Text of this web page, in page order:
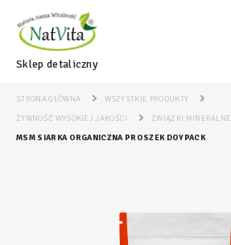
Sklep detaliczny
STRONA GŁÓWNA
WSZYSTKIE PRODUKTY
ŻYWNOŚĆ WYSOKIEJ JAKOŚCI
ZWIĄZKI MINERALNE
MSM SIARKA ORGANICZNA PROSZEK DOYPACK